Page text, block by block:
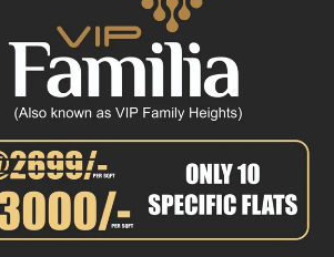
Khabarchalisa
देश दुनिया
शहर एवं राज्य
क्राइम